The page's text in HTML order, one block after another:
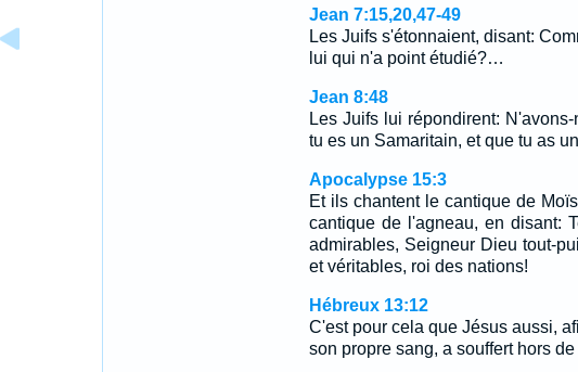
Jean 7:15,20,47-49
Les Juifs s'étonnaient, disant:
lui qui n'a point étudié?…
Jean 8:48
Les Juifs lui répondirent:
tu es un Samaritain, et que tu as
Apocalypse 15:3
Et ils chantent le cantique de
cantique de l'agneau, en disant:
admirables, Seigneur Dieu tout-
et véritables, roi des nations!
Hébreux 13:12
C'est pour cela que Jésus aussi,
son propre sang, a souffert hors de